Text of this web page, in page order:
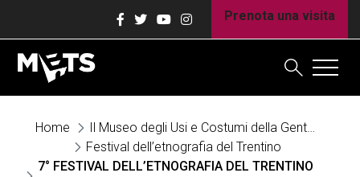
Prenota una visita
Home
Il Museo degli Usi e Costumi della Gente Trentina è un grande contenitore di risorse
Festival dell’etnografia del Trentino
7° FESTIVAL DELL’ETNOGRAFIA DEL TRENTINO